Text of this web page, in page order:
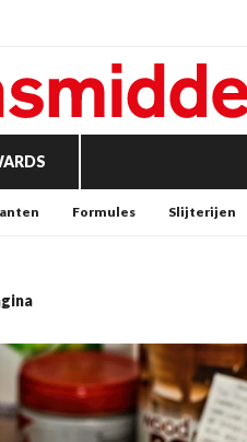
Formules Slijterijen